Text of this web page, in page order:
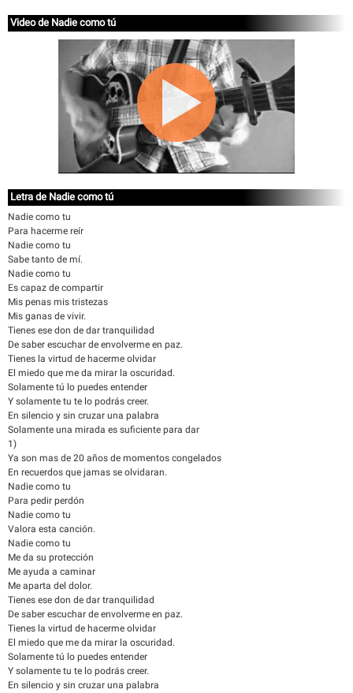
Video de Nadie como tú
Letra de Nadie como tú
Nadie como tu
Para hacerme reír
Nadie como tu
Sabe tanto de mí.
Nadie como tu
Es capaz de compartir
Mis penas mis tristezas
Mis ganas de vivir.
Tienes ese don de dar tranquilidad
De saber escuchar de envolverme en paz.
Tienes la virtud de hacerme olvidar
El miedo que me da mirar la oscuridad.
Solamente tú lo puedes entender
Y solamente tu te lo podrás creer.
En silencio y sin cruzar una palabra
Solamente una mirada es suficiente para dar
1)
Ya son mas de 20 años de momentos congelados
En recuerdos que jamas se olvidaran.
Nadie como tu
Para pedir perdón
Nadie como tu
Valora esta canción.
Nadie como tu
Me da su protección
Me ayuda a caminar
Me aparta del dolor.
Tienes ese don de dar tranquilidad
De saber escuchar de envolverme en paz.
Tienes la virtud de hacerme olvidar
El miedo que me da mirar la oscuridad.
Solamente tú lo puedes entender
Y solamente tu te lo podrás creer.
En silencio y sin cruzar una palabra